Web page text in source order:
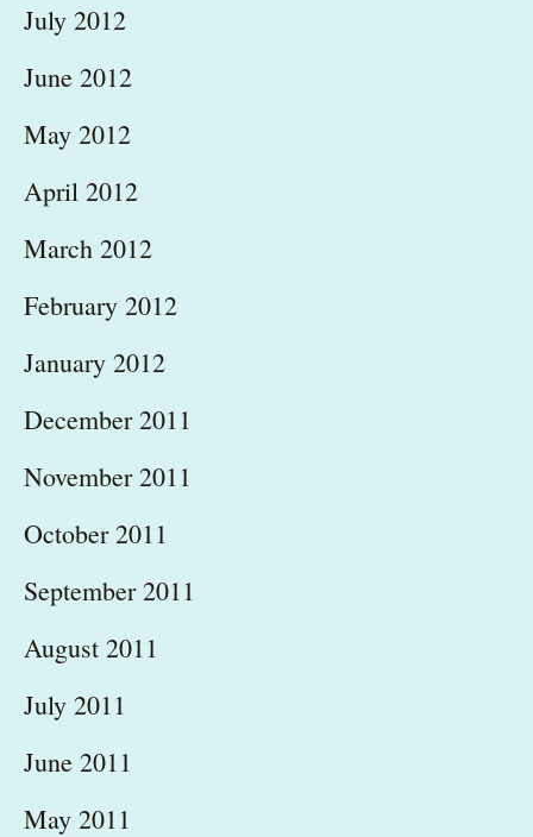
July 2012
June 2012
May 2012
April 2012
March 2012
February 2012
January 2012
December 2011
November 2011
October 2011
September 2011
August 2011
July 2011
June 2011
May 2011